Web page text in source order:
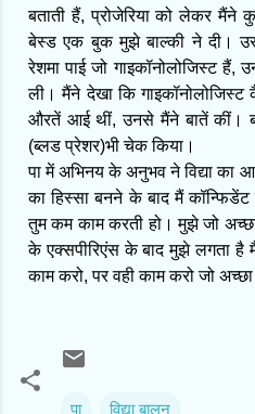
बताती हैं, प्रोजेरिया को लेकर मैंने
बेस्ड एक बुक मुझे बाल्की ने दी।
रेशमा पाई जो गाइकॉनोलोजिस्ट हैं,
ली। मैंने देखा कि
औरतें आई थीं, उनसे मैंने बातें कीं।
(ब्लड प्रेशर)भी चेक किया।
पा में अभिनय के अनुभव ने विद्या का
का हिस्सा बनने के बाद मैं
तुम कम काम करती हो। मुझे जो
के एक्सपीरिएंस के बाद मुझे लगता है
काम करो, पर वही काम करो जो
पा विद्या बालन